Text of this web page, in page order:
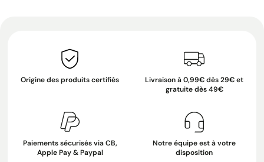
Origine des produits certifiés
Livraison à 0,99€ dès 29€ et
gratuite dès 49€
Paiements sécurisés via CB,
Apple Pay & Paypal
Notre équipe est à votre
disposition